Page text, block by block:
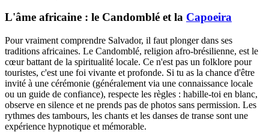
L'âme africaine : le Candomblé et la Capoeira
Pour vraiment comprendre Salvador, il faut plonger dans ses
traditions africaines. Le Candomblé, religion afro-brésilienne, est le
cœur battant de la spiritualité locale. Ce n'est pas un folklore pour
touristes, c'est une foi vivante et profonde. Si tu as la chance d'être
invité à une cérémonie (généralement via une connaissance locale
ou un guide de confiance), respecte les règles : habille-toi en blanc,
observe en silence et ne prends pas de photos sans permission. Les
rythmes des tambours, les chants et les danses de transe sont une
expérience hypnotique et mémorable.